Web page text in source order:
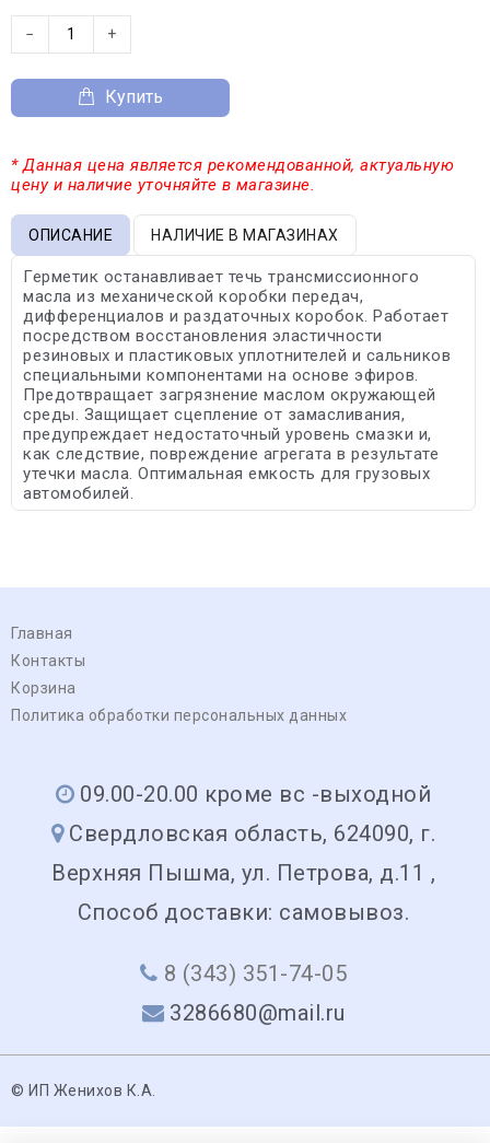
− +
Купить
* Данная цена является рекомендованной, актуальную
цену и наличие уточняйте в магазине.
ОПИСАНИЕ НАЛИЧИЕ В МАГАЗИНАХ
Герметик останавливает течь трансмиссионного
масла из механической коробки передач,
дифференциалов и раздаточных коробок. Работает
посредством восстановления эластичности
резиновых и пластиковых уплотнителей и сальников
специальными компонентами на основе эфиров.
Предотвращает загрязнение маслом окружающей
среды. Защищает сцепление от замасливания,
предупреждает недостаточный уровень смазки и,
как следствие, повреждение агрегата в результате
утечки масла. Оптимальная емкость для грузовых
автомобилей.
Главная
Контакты
Корзина
Политика обработки персональных данных
09.00-20.00 кроме вс -выходной
Свердловская область, 624090, г.
Верхняя Пышма, ул. Петрова, д.11 ,
Способ доставки: самовывоз.
8 (343) 351-74-05
3286680@mail.ru
© ИП Женихов К.А.